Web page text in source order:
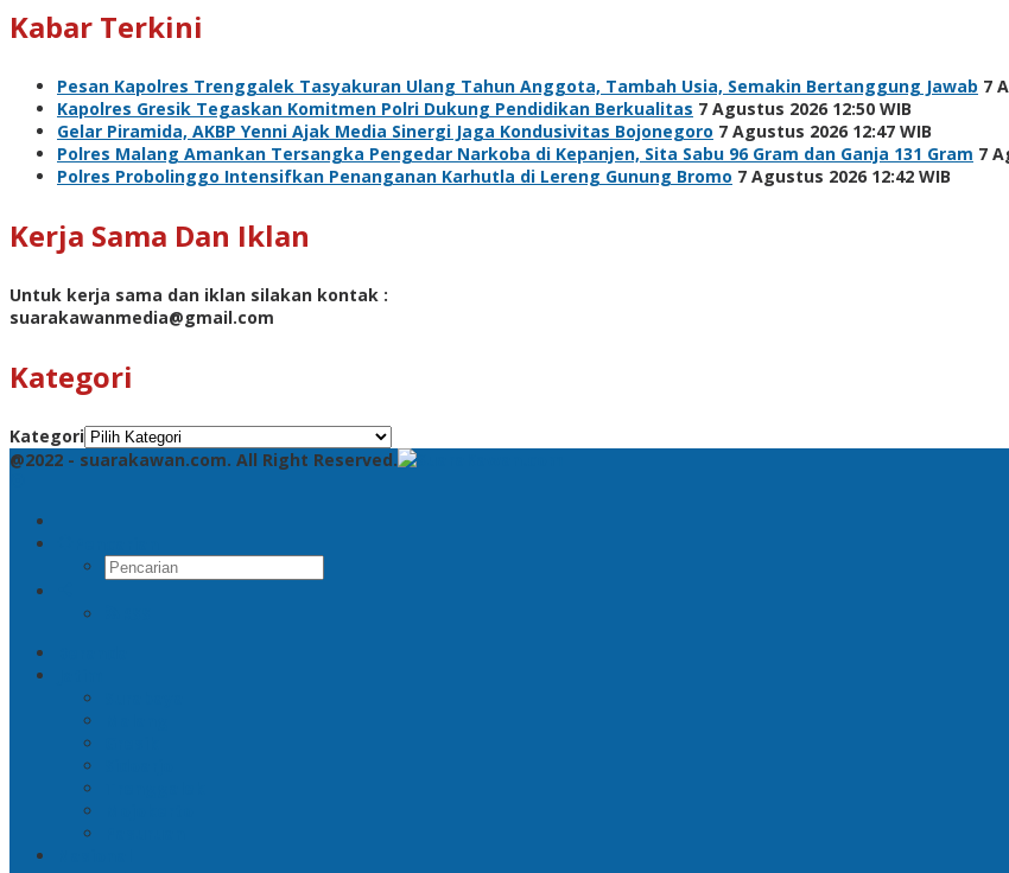
Kabar Terkini
Pesan Kapolres Trenggalek Tasyakuran Ulang Tahun Anggota, Tambah Usia, Semakin Bertanggung Jawab 7
Kapolres Gresik Tegaskan Komitmen Polri Dukung Pendidikan Berkualitas 7 Agustus 2026 12:50 WIB
Gelar Piramida, AKBP Yenni Ajak Media Sinergi Jaga Kondusivitas Bojonegoro 7 Agustus 2026 12:47 WIB
Polres Malang Amankan Tersangka Pengedar Narkoba di Kepanjen, Sita Sabu 96 Gram dan Ganja 131 Gram 7
Polres Probolinggo Intensifkan Penanganan Karhutla di Lereng Gunung Bromo 7 Agustus 2026 12:42 WIB
Kerja Sama Dan Iklan
Untuk kerja sama dan iklan silakan kontak :
suarakawanmedia@gmail.com
Kategori
Kategori
@2022 - suarakawan.com. All Right Reserved.